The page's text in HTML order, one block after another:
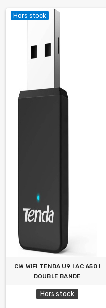
Hors stock
Clé WiFi TENDA U9 l AC 650 l
DOUBLE BANDE
Hors stock